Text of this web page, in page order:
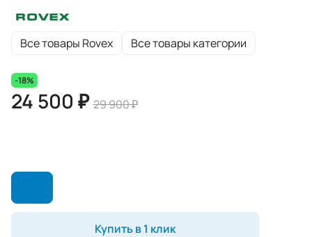
Все товары Rovex Все товары категории
-18%
24 500 ₽ 29 900 ₽
Купить в 1 клик